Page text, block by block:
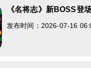
《名将志》新BOSS登
发布时间：2026-07-16